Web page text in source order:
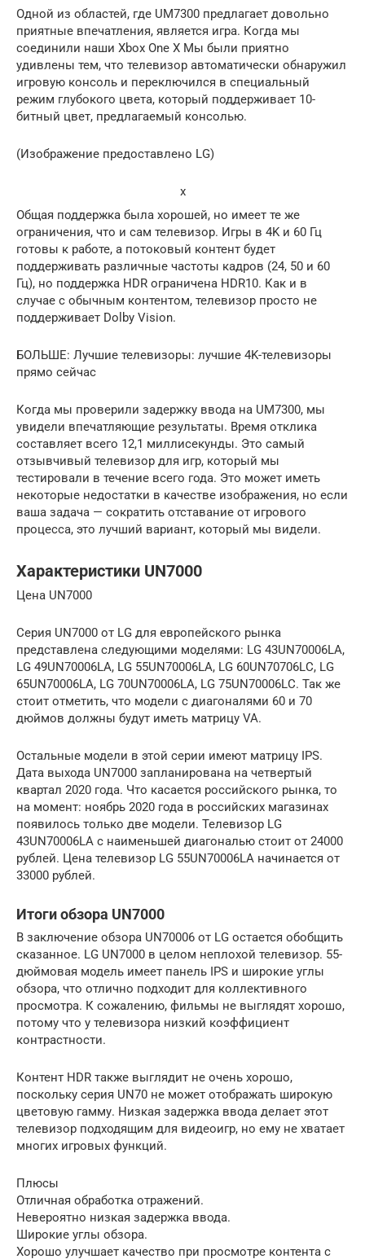
Одной из областей, где UM7300 предлагает довольно
приятные впечатления, является игра. Когда мы
соединили наши Xbox One X Мы были приятно
удивлены тем, что телевизор автоматически обнаружил
игровую консоль и переключился в специальный
режим глубокого цвета, который поддерживает 10-
битный цвет, предлагаемый консолью.
(Изображение предоставлено LG)
x
Общая поддержка была хорошей, но имеет те же
ограничения, что и сам телевизор. Игры в 4K и 60 Гц
готовы к работе, а потоковый контент будет
поддерживать различные частоты кадров (24, 50 и 60
Гц), но поддержка HDR ограничена HDR10. Как и в
случае с обычным контентом, телевизор просто не
поддерживает Dolby Vision.
БОЛЬШЕ: Лучшие телевизоры: лучшие 4K-телевизоры
прямо сейчас
Когда мы проверили задержку ввода на UM7300, мы
увидели впечатляющие результаты. Время отклика
составляет всего 12,1 миллисекунды. Это самый
отзывчивый телевизор для игр, который мы
тестировали в течение всего года. Это может иметь
некоторые недостатки в качестве изображения, но если
ваша задача — сократить отставание от игрового
процесса, это лучший вариант, который мы видели.
Характеристики UN7000
Цена UN7000
Серия UN7000 от LG для европейского рынка
представлена следующими моделями: LG 43UN70006LA,
LG 49UN70006LA, LG 55UN70006LA, LG 60UN70706LC, LG
65UN70006LA, LG 70UN70006LA, LG 75UN70006LC. Так же
стоит отметить, что модели с диагоналями 60 и 70
дюймов должны будут иметь матрицу VA.
Остальные модели в этой серии имеют матрицу IPS.
Дата выхода UN7000 запланирована на четвертый
квартал 2020 года. Что касается российского рынка, то
на момент: ноябрь 2020 года в российских магазинах
появилось только две модели. Телевизор LG
43UN70006LA с наименьшей диагональю стоит от 24000
рублей. Цена телевизор LG 55UN70006LA начинается от
33000 рублей.
Итоги обзора UN7000
В заключение обзора UN70006 от LG остается обобщить
сказанное. LG UN7000 в целом неплохой телевизор. 55-
дюймовая модель имеет панель IPS и широкие углы
обзора, что отлично подходит для коллективного
просмотра. К сожалению, фильмы не выглядят хорошо,
потому что у телевизора низкий коэффициент
контрастности.
Контент HDR также выглядит не очень хорошо,
поскольку серия UN70 не может отображать широкую
цветовую гамму. Низкая задержка ввода делает этот
телевизор подходящим для видеоигр, но ему не хватает
многих игровых функций.
Плюсы
Отличная обработка отражений.
Невероятно низкая задержка ввода.
Широкие углы обзора.
Хорошо улучшает качество при просмотре контента с